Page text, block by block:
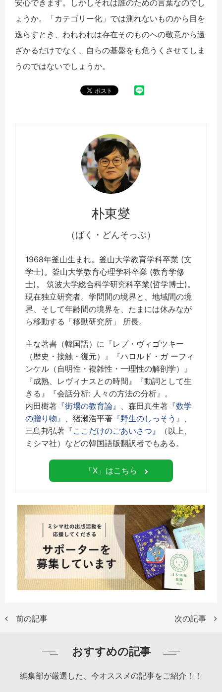
安心できます。しかしそれは誰のための言葉なのでし
ょうか。「カテゴリー化」では測れないものから目を
逸らすとき、われわれは存在そのものへの敬意から遠
ざかるだけでなく、自らの基盤をも危うくさせてしま
うのではないでしょうか。
朴東燮
（ばく・どんそっぷ）
1968年釜山生まれ。釜山大学教育学科卒業 (文
学士)。釜山大学教育心理学科卒業 (教育学修
士)。 筑波大学総合科学研究科卒業(哲学博士)。
現在独立研究者。学問間の境界と、地域間の境
界、そして年齢間の境界を、たまには休みなが
ら移動する「移動研究所」 所長。
主な著書（韓国語）に『レプ・ヴィゴツキー
（歴史・接触・復元）』『ハロルド・ガ ーフィ
ンケル（自明性・複雑性・一理性の解剖学）』
『成熟、レヴィナスとの時間』『動詞として生
きる』『会話分析: 人々の方法の分析』。
内田樹著 『街場の教育論』 、森田真生著 『数学
の贈り物』
、猪瀬浩平著 『野生のしっそう』
三島邦弘著 『ここだけのごあいさつ』
（以上、
ミシマ社）などの韓国語版翻訳者でもある。
「X」はこちら
前の記事 次の記事
おすすめの記事
編集部が厳選した、今オススメの記事をご紹介！！